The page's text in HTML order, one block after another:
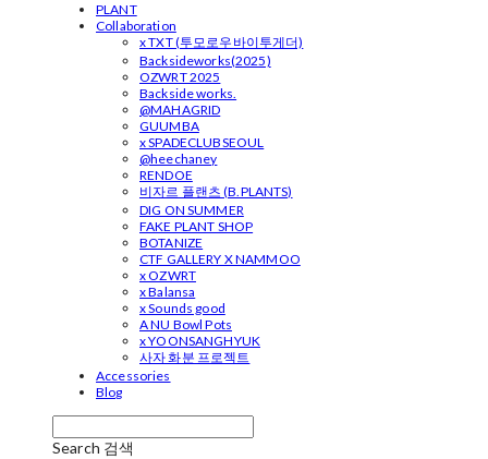
PLANT
Collaboration
x TXT (투모로우바이투게더)
Backsideworks(2025)
OZWRT 2025
Backside works.
@MAHAGRID
GUUMBA
x SPADECLUBSEOUL
@heechaney
RENDOE
비자르 플랜츠 (B.PLANTS)
DIG ON SUMMER
FAKE PLANT SHOP
BOTANIZE
CTF GALLERY X NAMMOO
x OZWRT
x Balansa
x Sounds good
A NU Bowl Pots
x YOONSANGHYUK
사자 화분 프로젝트
Accessories
Blog
Search 검색